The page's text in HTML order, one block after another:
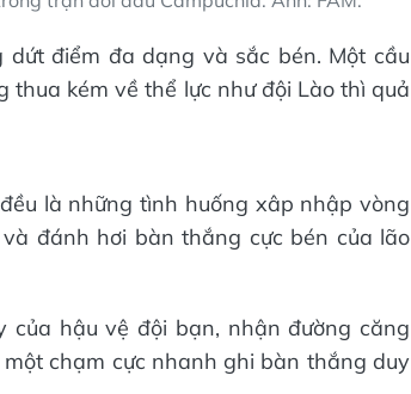
dứt điểm đa dạng và sắc bén. Một cầu
kém về thể lực như đội Lào thì quả
là những tình huống xâp nhập vòng
đánh hơi bàn thắng cực bén của lão
của hậu vệ đội bạn, nhận đường căng
chạm cực nhanh ghi bàn thắng duy